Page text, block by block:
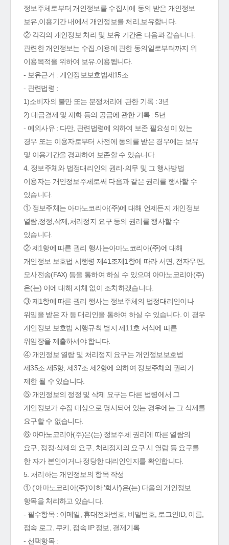
정보주체로부터 개인정보를 수집시에 동의 받은 개인정보
보유,이용기간 내에서 개인정보를 처리,보유합니다.
② 각각의 개인정보 처리 및 보유 기간은 다음과 같습니다.
관련한 개인정보는 수집.이용에 관한 동의일로부터까지 위
이용목적을 위하여 보유.이용됩니다.
- 보유근거 : 개인정보보호법제15조
- 관련법령 :
1)소비자의 불만 또는 분쟁처리에 관한 기록 : 3년
2) 대금결제 및 재화 등의 공급에 관한 기록 : 5년
- 예외사유 : 다만, 관련법령에 의하여 보존 필요성이 있는
경우 또는 이용자로부터 사전에 동의를 받은 경우에는 보유
및 이용기간을 경과하여 보존할 수 있습니다.
4. 정보주체와 법정대리인의 권리·의무 및 그 행사방법
이용자는 개인정보주체로써 다음과 같은 권리를 행사할 수
있습니다.
① 정보주체는 아마노코리아(주)에 대해 언제든지 개인정보
열람,정정,삭제,처리정지 요구 등의 권리를 행사할 수
있습니다.
② 제1항에 따른 권리 행사는아마노코리아(주)에 대해
개인정보 보호법 시행령 제41조제1항에 따라 서면, 전자우편,
모사전송(FAX) 등을 통하여 하실 수 있으며 아마노코리아(주)
은(는) 이에 대해 지체 없이 조치하겠습니다.
③ 제1항에 따른 권리 행사는 정보주체의 법정대리인이나
위임을 받은 자 등 대리인을 통하여 하실 수 있습니다. 이 경우
개인정보 보호법 시행규칙 별지 제11호 서식에 따른
위임장을 제출하셔야 합니다.
④ 개인정보 열람 및 처리정지 요구는 개인정보보호법
제35조 제5항, 제37조 제2항에 의하여 정보주체의 권리가
제한 될 수 있습니다.
⑤ 개인정보의 정정 및 삭제 요구는 다른 법령에서 그
개인정보가 수집 대상으로 명시되어 있는 경우에는 그 삭제를
요구할 수 없습니다.
⑥ 아마노코리아(주)은(는) 정보주체 권리에 따른 열람의
요구, 정정·삭제의 요구, 처리정지의 요구 시 열람 등 요구를
한 자가 본인이거나 정당한 대리인인지를 확인합니다.
5. 처리하는 개인정보의 항목 작성
① ('아마노코리아(주)'이하 '회사')은(는) 다음의 개인정보
항목을 처리하고 있습니다.
- 필수항목 : 이메일, 휴대전화번호, 비밀번호, 로그인ID, 이름,
접속 로그, 쿠키, 접속 IP 정보, 결제기록
- 선택항목 :